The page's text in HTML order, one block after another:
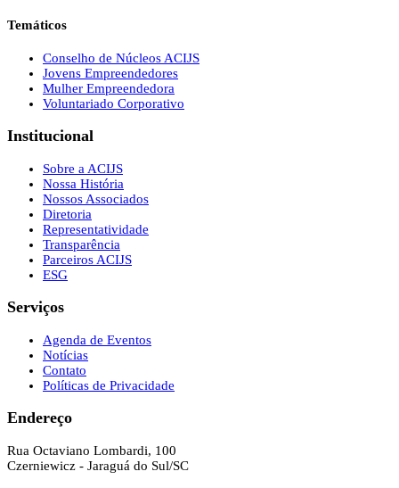
Temáticos
Conselho de Núcleos ACIJS
Jovens Empreendedores
Mulher Empreendedora
Voluntariado Corporativo
Institucional
Sobre a ACIJS
Nossa História
Nossos Associados
Diretoria
Representatividade
Transparência
Parceiros ACIJS
ESG
Serviços
Agenda de Eventos
Notícias
Contato
Políticas de Privacidade
Endereço
Rua Octaviano Lombardi, 100
Czerniewicz - Jaraguá do Sul/SC